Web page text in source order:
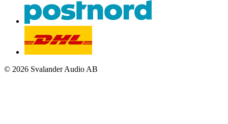
© 2026 Svalander Audio AB